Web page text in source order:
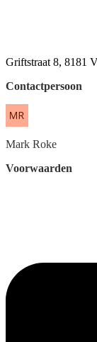
Griftstraat 8, 8181
Contactpersoon
Mark Roke
Voorwaarden